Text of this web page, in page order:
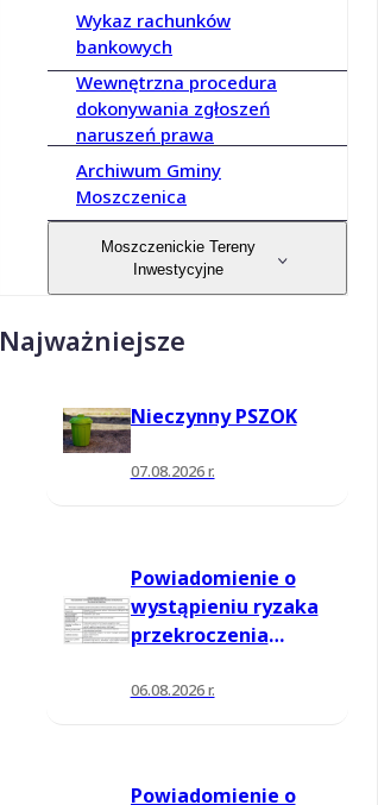
Wykaz rachunków
bankowych
Wewnętrzna procedura
dokonywania zgłoszeń
naruszeń prawa
Archiwum Gminy
Moszczenica
Moszczenickie Tereny
Inwestycyjne
Najważniejsze
Nieczynny PSZOK
07.08.2026 r.
Powiadomienie o
wystąpieniu ryzaka
przekroczenia
informowania dla
06.08.2026 r.
Powiadomienie o